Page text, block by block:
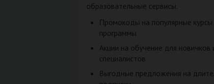
образовательные сервисы.
Промокоды на популярные курсы
программы
Акции на обучение для новичков
специалистов
Выгодные предложения на